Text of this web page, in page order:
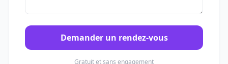
Demander un rendez-vous
Gratuit et sans engagement